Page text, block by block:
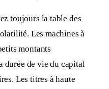
toujours la table des
Les machines à
montants
durée de vie du capital
Les titres à haute